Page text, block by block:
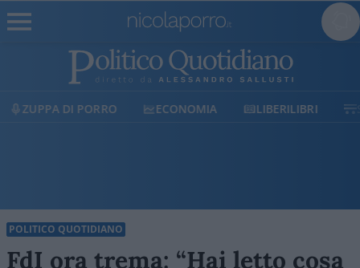
ECONOMIA LIBERILIBRI SHOP SOSTIENICI
POLITICO QUOTIDIANO
FdI ora trema: “Hai letto cosa